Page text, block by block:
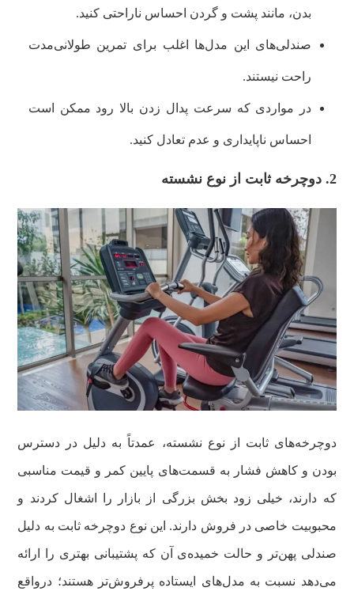
بدن، مانند پشت و گردن احساس ناراحتی کنید.
صندلی‌های این مدل‌ها اغلب برای تمرین طولانی‌مدت
راحت نیستند.
در مواردی که سرعت پدال زدن بالا رود ممکن است
احساس ناپایداری و عدم تعادل کنید.
2. دوچرخه ثابت از نوع نشسته
دوچرخه‌های ثابت از نوع نشسته، عمدتاً به دلیل در دسترس
بودن و کاهش فشار به قسمت‌های پایین کمر و قیمت مناسبی
که دارند، خیلی زود بخش بزرگی از بازار را اشغال کردند و
محبوبیت خاصی در فروش دارند. این نوع دوچرخه ثابت به دلیل
صندلی پهن‌تر و حالت خمیده‌ی آن که پشتیبانی بهتری را ارائه
می‌دهد نسبت به مدل‌های ایستاده پرفروش‌تر هستند؛ درواقع